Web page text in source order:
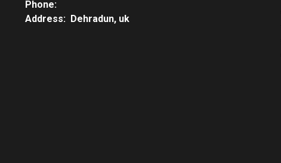
Phone:
Address: Dehradun, uk